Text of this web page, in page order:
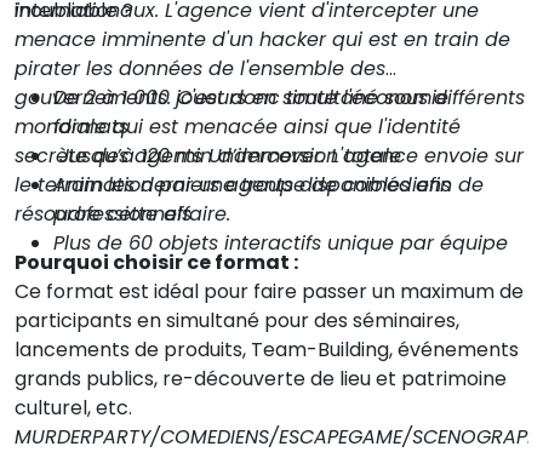
inoubliable ?
internationaux. L'agence vient d'intercepter une
menace imminente d'un hacker qui est en train de
pirater les données de l'ensemble des
gouvernements. C'est donc toute l'économie
mondiale qui est menacée ainsi que l'identité
secrète des agents Undercover. L'agence envoie sur
le terrain les derniers agents disponibles afin de
résoudre cette affaire.
De 2 à 1 000 joueurs en simultané sous différents
formats
Jusqu’à 120 min d’immersion totale
Animation par une troupe de comédiens
professionnels
Plus de 60 objets interactifs unique par équipe
Pourquoi choisir ce format :
Ce format est idéal pour faire passer un maximum de
participants en simultané pour des séminaires,
lancements de produits, Team-Building, événements
grands publics, re-découverte de lieu et patrimoine
culturel, etc.
MURDERPARTY/COMEDIENS/ESCAPEGAME/